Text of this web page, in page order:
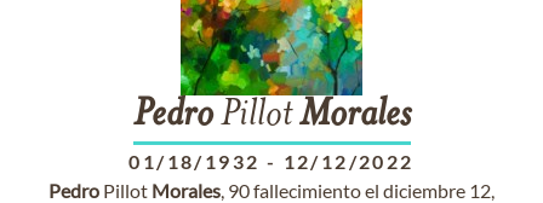
PedroPillotMorales
01/18/1932 - 12/12/2022
Pedro Pillot Morales, 90 fallecimiento el diciembre 12,